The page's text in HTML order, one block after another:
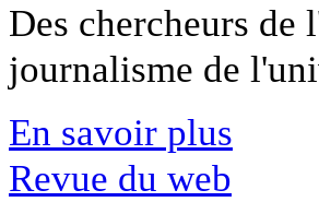
Des chercheurs
journalisme de
En savoir plus
Revue du web